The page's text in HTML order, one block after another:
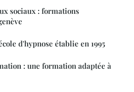
sociaux : formations
d'hypnose établie en 1995
: une formation adaptée à